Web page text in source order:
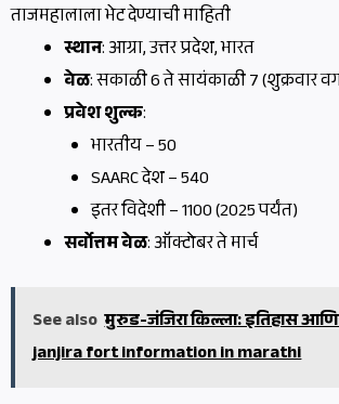
ताजमहालाला भेट देण्याची माहिती
स्थान: आग्रा, उत्तर प्रदेश, भारत
वेळ: सकाळी 6 ते सायंकाळी 7 (शुक्रवार
प्रवेश शुल्क:
भारतीय – ₹50
SAARC देश – ₹540
इतर विदेशी – ₹1100 (2025 पर्यंत)
सर्वोत्तम वेळ: ऑक्टोबर ते मार्च
See also मुरुड-जंजिरा किल्ला: इतिहास
janjira fort information in marathi